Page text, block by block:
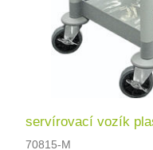
servírovací vozík
70815-M